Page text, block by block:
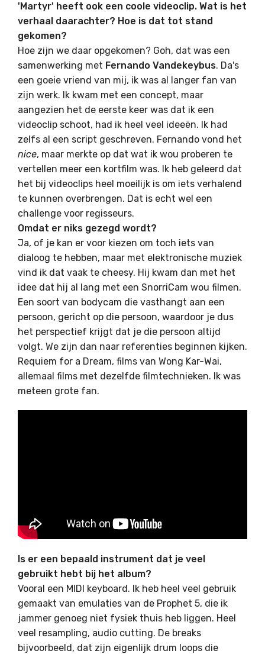
'Martyr' heeft ook een coole videoclip. Wat is het
verhaal daarachter? Hoe is dat tot stand
gekomen?
Hoe zijn we daar opgekomen? Goh, dat was een
samenwerking met Fernando Vandekeybus. Da's
een goeie vriend van mij, ik was al langer fan van
zijn werk. Ik kwam met een concept, maar
aangezien het de eerste keer was dat ik een
videoclip schoot, had ik heel veel ideeën. Ik had
zelfs al een script geschreven. Fernando vond het
nice, maar merkte op dat wat ik wou proberen te
vertellen meer een kortfilm was. Ik heb geleerd dat
het bij videoclips heel moeilijk is om iets verhalend
te kunnen overbrengen. Dat is echt wel een
challenge voor regisseurs.
Omdat er niks gezegd wordt?
Ja, of je kan er voor kiezen om toch iets van
dialoog te hebben, maar met elektronische muziek
vind ik dat vaak te cheesy. Hij kwam dan met het
idee dat hij al lang met een SnorriCam wou filmen.
Een soort van bodycam die vasthangt aan een
persoon, gericht op die persoon, waardoor je dus
het perspectief krijgt dat je die persoon altijd
volgt. We zijn dan naar referenties beginnen kijken.
Requiem for a Dream, films van Wong Kar-Wai,
allemaal films met dezelfde filmtechnieken. Ik was
meteen grote fan.
Is er een bepaald instrument dat je veel
gebruikt hebt bij het album?
Vooral een MIDI keyboard. Ik heb heel veel gebruik
gemaakt van emulaties van de Prophet 5, die ik
jammer genoeg niet fysiek thuis heb liggen. Heel
veel resampling, audio cutting. De breaks
bijvoorbeeld, dat zijn eigenlijk drum loops die